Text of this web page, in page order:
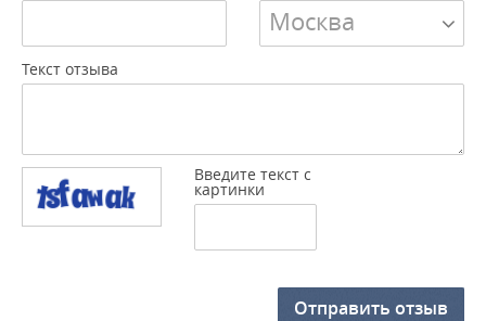
Москва
Текст отзыва
Введите текст с
картинки
Отправить отзыв